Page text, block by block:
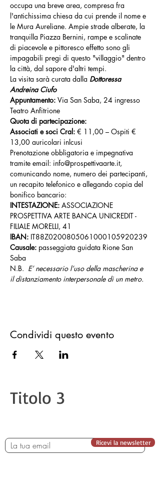
occupa una breve area, compresa fra
l'antichissima chiesa da cui prende il nome e
le Mura Aureliane. Ampie strade alberate, la
tranquilla Piazza Bernini, rampe e scalinate
di piacevole e pittoresco effetto sono gli
impagabili pregi di questo "villaggio" dentro
la città, dal sapore d'altri tempi.
La visita sarà curata dalla Dottoressa
Andreina Ciufo
Appuntamento: Via San Saba, 24 ingresso
Teatro Anfitrione
Quota di partecipazione:
Associati e soci Cral: € 11,00 – Ospiti €
13,00 auricolari inlcusi
Prenotazione obbligatoria e impegnativa
tramite email: info@prospettivaarte.it,
comunicando nome, numero dei partecipanti,
un recapito telefonico e allegando copia del
bonifico bancario:
INTESTAZIONE: ASSOCIAZIONE
PROSPETTIVA ARTE BANCA UNICREDIT -
FILIALE MORELLI, 41
IBAN: IT88Z0200805061000105920239
Causale: passeggiata guidata Rione San
Saba
N.B. E’ necessario l’uso della mascherina e
il distanziamento interpersonale di un metro.
Condividi questo evento
Titolo 3
Ricevi la newsletter